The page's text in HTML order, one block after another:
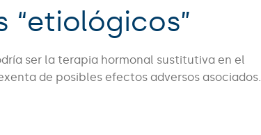
“etiológicos”
ser la terapia hormonal sustitutiva en el
de posibles efectos adversos asociados.